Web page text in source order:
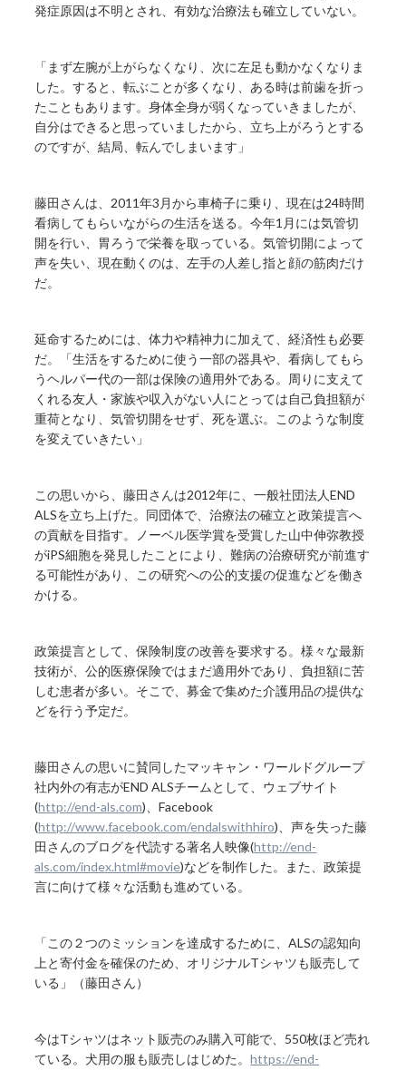
発症原因は不明とされ、有効な治療法も確立していない。
「まず左腕が上がらなくなり、次に左足も動かなくなりま
した。すると、転ぶことが多くなり、ある時は前歯を折っ
たこともあります。身体全身が弱くなっていきましたが、
自分はできると思っていましたから、立ち上がろうとする
のですが、結局、転んでしまいます」
藤田さんは、2011年3月から車椅子に乗り、現在は24時間
看病してもらいながらの生活を送る。今年1月には気管切
開を行い、胃ろうで栄養を取っている。気管切開によって
声を失い、現在動くのは、左手の人差し指と顔の筋肉だけ
だ。
延命するためには、体力や精神力に加えて、経済性も必要
だ。「生活をするために使う一部の器具や、看病してもら
うヘルパー代の一部は保険の適用外である。周りに支えて
くれる友人・家族や収入がない人にとっては自己負担額が
重荷となり、気管切開をせず、死を選ぶ。このような制度
を変えていきたい」
この思いから、藤田さんは2012年に、一般社団法人END
ALSを立ち上げた。同団体で、治療法の確立と政策提言へ
の貢献を目指す。ノーベル医学賞を受賞した山中伸弥教授
がiPS細胞を発見したことにより、難病の治療研究が前進す
る可能性があり、この研究への公的支援の促進などを働き
かける。
政策提言として、保険制度の改善を要求する。様々な最新
技術が、公的医療保険ではまだ適用外であり、負担額に苦
しむ患者が多い。そこで、募金で集めた介護用品の提供な
どを行う予定だ。
藤田さんの思いに賛同したマッキャン・ワールドグループ
社内外の有志がEND ALSチームとして、ウェブサイト
(http://end-als.com)、Facebook
(http://www.facebook.com/endalswithhiro)、声を失った藤
田さんのブログを代読する著名人映像(http://end-
als.com/index.html#movie)などを制作した。また、政策提
言に向けて様々な活動も進めている。
「この２つのミッションを達成するために、ALSの認知向
上と寄付金を確保のため、オリジナルTシャツも販売して
いる」（藤田さん）
今はTシャツはネット販売のみ購入可能で、550枚ほど売れ
ている。犬用の服も販売しはじめた。https://end-